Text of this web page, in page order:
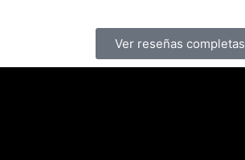
Ver reseñas completas